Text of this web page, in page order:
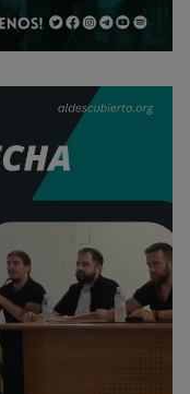
de cookies